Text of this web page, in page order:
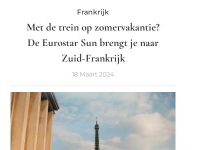
Frankrijk
Met de trein op zomervakantie?
De Eurostar Sun brengt je naar
Zuid-Frankrijk
18 Maart 2024